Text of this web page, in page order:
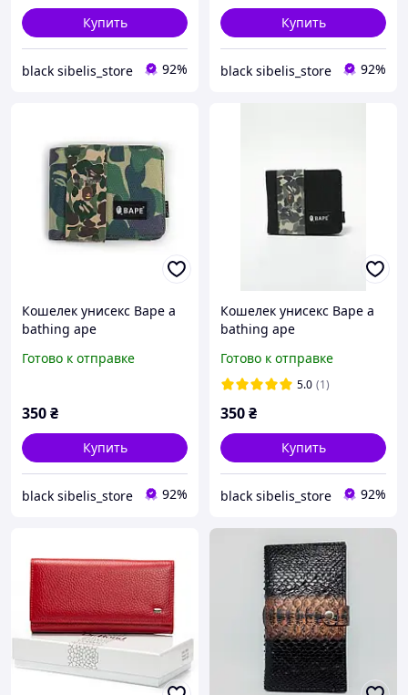
Купить
black sibelis_store 92%
Купить
black sibelis_store 92%
Кошелек унисекс Bape a
bathing ape
Готово к отправке
350₴
Купить
black sibelis_store 92%
Кошелек унисекс Bape a
bathing ape
Готово к отправке
5.0 (1)
350₴
Купить
black sibelis_store 92%